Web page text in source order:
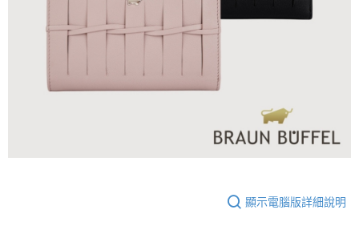
顯示電腦版詳細說明